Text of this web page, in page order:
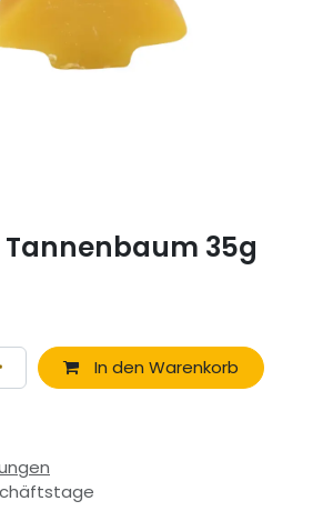
Tannenbaum 35g
In den Warenkorb